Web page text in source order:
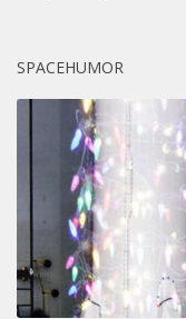
SPACEHUMOR